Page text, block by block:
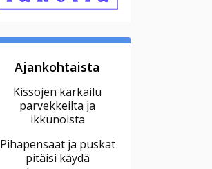
Ajankohtaista
Kissojen karkailu
parvekkeilta ja
ikkunoista
Pihapensaat ja puskat
pitäisi käydä